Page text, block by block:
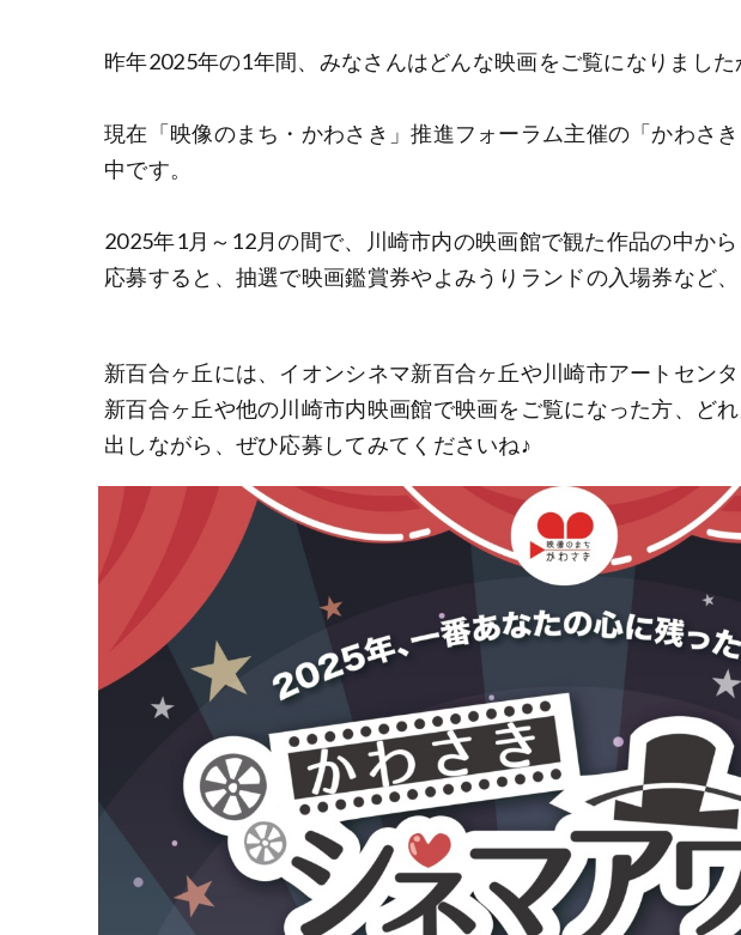
昨年2025年の1年間、みなさんはどんな映画をご覧になりました
現在「映像のまち・かわさき」推進フォーラム主催の「かわさ
中です。
2025年1月～12月の間で、川崎市内の映画館で観た作品の中か
応募すると、抽選で映画鑑賞券やよみうりランドの入場券など
新百合ヶ丘には、イオンシネマ新百合ヶ丘や川崎市アートセンタ
新百合ヶ丘や他の川崎市内映画館で映画をご覧になった方、ど
出しながら、ぜひ応募してみてくださいね♪